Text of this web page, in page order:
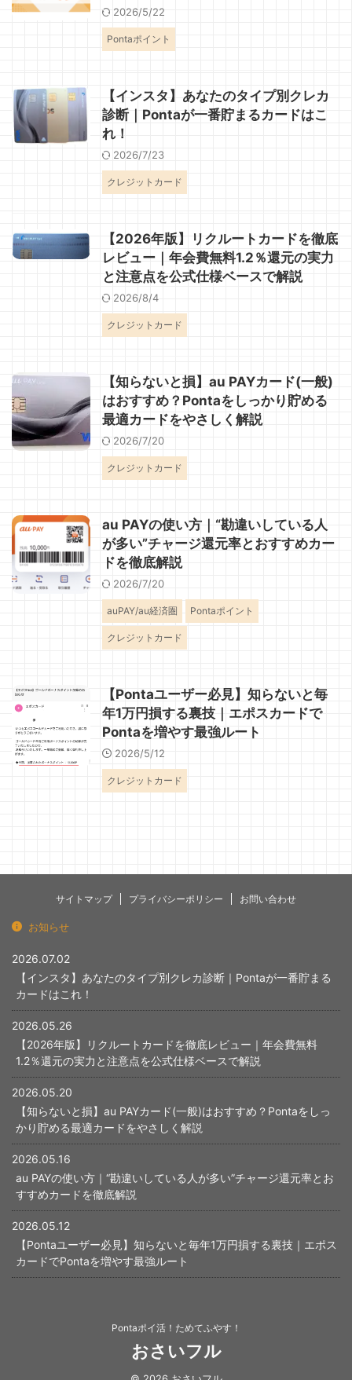
2026/5/22
Pontaポイント
【インスタ】あなたのタイプ別クレカ
診断｜Pontaが一番貯まるカードはこ
れ！
2026/7/23
クレジットカード
【2026年版】リクルートカードを徹底
レビュー｜年会費無料1.2％還元の実力
と注意点を公式仕様ベースで解説
2026/8/4
クレジットカード
【知らないと損】au PAYカード(一般)
はおすすめ？Pontaをしっかり貯める
最適カードをやさしく解説
2026/7/20
クレジットカード
au PAYの使い方｜“勘違いしている人
が多い”チャージ還元率とおすすめカー
ドを徹底解説
2026/7/20
auPAY/au経済圏 Pontaポイント
クレジットカード
【Pontaユーザー必見】知らないと毎
年1万円損する裏技｜エポスカードで
Pontaを増やす最強ルート
2026/5/12
クレジットカード
サイトマップ プライバシーポリシー お問い合わせ
お知らせ
2026.07.02
【インスタ】あなたのタイプ別クレカ診断｜Pontaが一番貯まる
カードはこれ！
2026.05.26
【2026年版】リクルートカードを徹底レビュー｜年会費無料
1.2％還元の実力と注意点を公式仕様ベースで解説
2026.05.20
【知らないと損】au PAYカード(一般)はおすすめ？Pontaをしっ
かり貯める最適カードをやさしく解説
2026.05.16
au PAYの使い方｜“勘違いしている人が多い”チャージ還元率とお
すすめカードを徹底解説
2026.05.12
【Pontaユーザー必見】知らないと毎年1万円損する裏技｜エポス
カードでPontaを増やす最強ルート
Pontaポイ活！ためてふやす！
おさいフル